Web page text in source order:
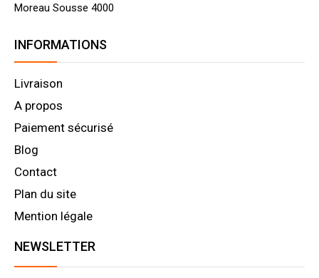
Moreau Sousse 4000
INFORMATIONS
Livraison
A propos
Paiement sécurisé
Blog
Contact
Plan du site
Mention légale
NEWSLETTER